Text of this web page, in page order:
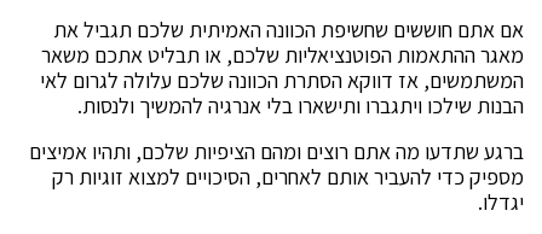
אם אתם חוששים שחשיפת הכוונה האמיתית שלכם תגביל את
מאגר ההתאמות הפוטנציאליות שלכם, או תבליט אתכם משאר
המשתמשים, אז דווקא הסתרת הכוונה שלכם עלולה לגרום לאי
הבנות שילכו ויתגברו ותישארו בלי אנרגיה להמשיך ולנסות.
ברגע שתדעו מה אתם רוצים ומהם הציפיות שלכם, ותהיו אמיצים
מספיק כדי להעביר אותם לאחרים, הסיכויים למצוא זוגיות רק
יגדלו.